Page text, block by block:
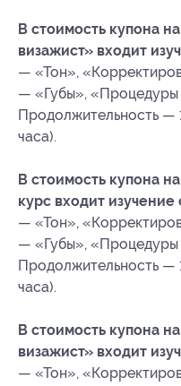
В стоимость купона
визажист» входит
— «Тон»,
— «Губы», «Процедуры
Продолжительность —
часа).
В стоимость купона
курс входит
— «Тон»,
— «Губы», «Процедуры
Продолжительность —
часа).
В стоимость купона
визажист» входит
— «Тон»,